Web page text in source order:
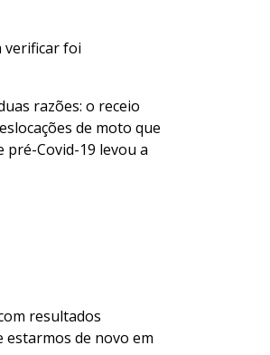
verificar foi
razões: o receio
de moto que
pré-Covid-19 levou a
resultados
estarmos de novo em